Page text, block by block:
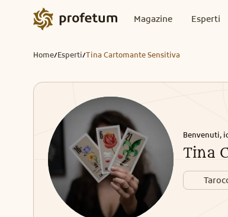
Magazine Esperti
Home/Esperti/Tina Cartomante Sensitiva
Benvenuti,
Tina